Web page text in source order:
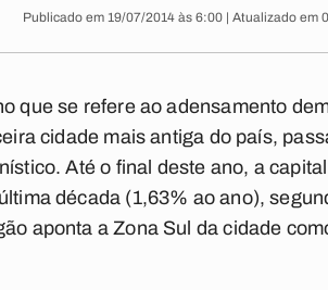
Publicado em 19/07/2014 às 6:00 | Atualizado em
que se refere ao adensamento
cidade mais antiga do país,
Até o final deste ano, a
década (1,63% ao ano),
aponta a Zona Sul da cidade